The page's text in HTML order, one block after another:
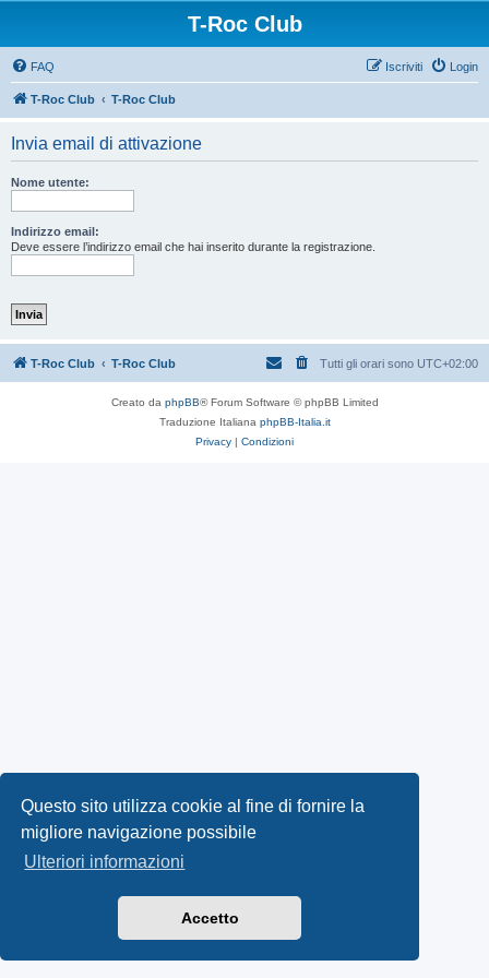
Questo sito utilizza cookie al fine di fornire la
migliore navigazione possibile
Ulteriori informazioni
Accetto
T-Roc Club
FAQ Login
Iscriviti
T-Roc Club T-Roc Club
Invia email di attivazione
Nome utente:
Indirizzo email:
Deve essere l’indirizzo email che hai inserito durante la registrazione.
T-Roc Club T-Roc Club Tutti gli orari sono UTC+02:00
Creato da phpBB® Forum Software © phpBB Limited
Traduzione Italiana phpBB-Italia.it
Privacy | Condizioni